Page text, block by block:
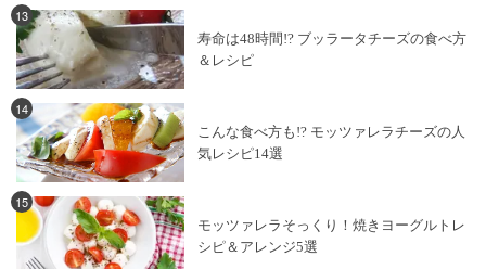
13
寿命は48時間!? ブッラータチーズの食べ方
＆レシピ
14
こんな食べ方も!? モッツァレラチーズの人
気レシピ14選
15
モッツァレラそっくり！焼きヨーグルトレ
シピ＆アレンジ5選